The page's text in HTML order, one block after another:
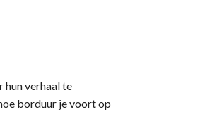
hun verhaal te
borduur je voort op